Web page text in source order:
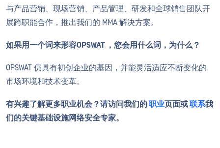
与产品营销、现场营销、产品管理、研发和全球销售团队开
展跨职能合作，推出我们的 MMA 解决方案。
如果用一个词来形容OPSWAT ，您会用什么词，为什么？
OPSWAT 仍具有初创企业的基因，并能灵活适应不断变化的
市场环境和技术变革。
有兴趣了解更多职业机会？请访问我们的职业页面或联系我
们的关键基础设施网络安全专家。